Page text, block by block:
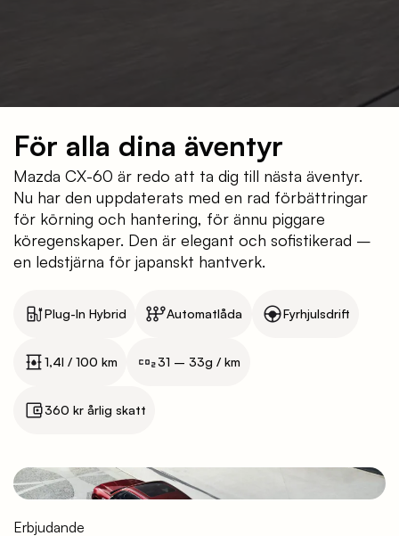
För alla dina äventyr
Mazda CX-60 är redo att ta dig till nästa äventyr.
Nu har den uppdaterats med en rad förbättringar
för körning och hantering, för ännu piggare
köregenskaper. Den är elegant och sofistikerad –
en ledstjärna för japanskt hantverk.
Plug-In Hybrid Automatlåda Fyrhjulsdrift
1,4l / 100 km 31 – 33g / km
360 kr årlig skatt
Erbjudande